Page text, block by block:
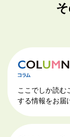
ここでしか読む
する情報をお届